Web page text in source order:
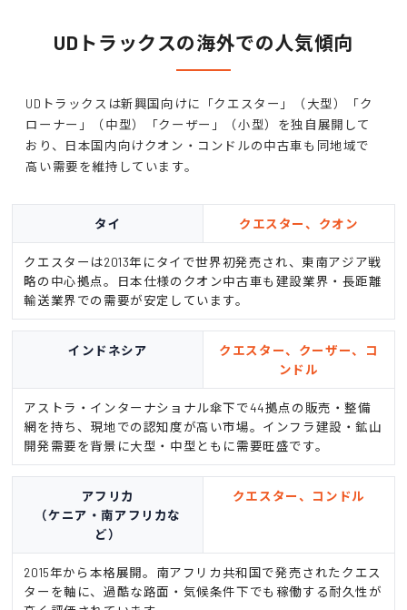
UDトラックスの海外での人気傾向
UDトラックスは新興国向けに「クエスター」（大型）「ク
ローナー」（中型）「クーザー」（小型）を独自展開して
おり、日本国内向けクオン・コンドルの中古車も同地域で
高い需要を維持しています。
タイ クエスター、クオン
クエスターは2013年にタイで世界初発売され、東南アジア戦
略の中心拠点。日本仕様のクオン中古車も建設業界・長距離
輸送業界での需要が安定しています。
インドネシア
クエスター、クーザー、コ
ンドル
アストラ・インターナショナル傘下で44拠点の販売・整備
網を持ち、現地での認知度が高い市場。インフラ建設・鉱山
開発需要を背景に大型・中型ともに需要旺盛です。
アフリカ
（ケニア・南アフリカな
ど）
クエスター、コンドル
2015年から本格展開。南アフリカ共和国で発売されたクエス
ターを軸に、過酷な路面・気候条件下でも稼働する耐久性が